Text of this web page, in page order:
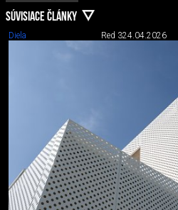
SÚVISIACE ČLÁNKY
Diela Red 324.04.2026